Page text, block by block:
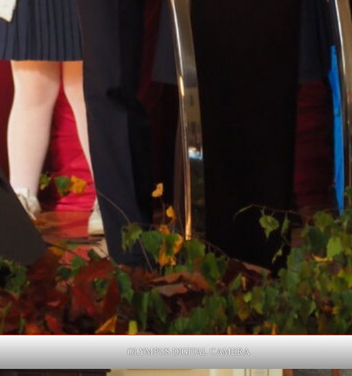
OLYMPUS DIGITAL CAMERA